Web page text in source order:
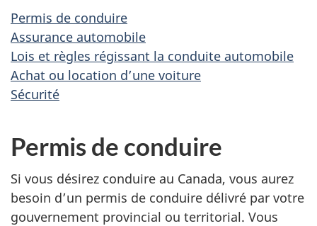
Permis de conduire
Assurance automobile
Lois et règles régissant la conduite automobile
Achat ou location d’une voiture
Sécurité
Permis de conduire
Si vous désirez conduire au Canada, vous aurez
besoin d’un permis de conduire délivré par votre
gouvernement provincial ou territorial. Vous